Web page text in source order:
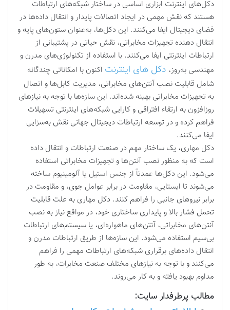
دکل‌های اینترنت ابزاری اساسی در ساختار شبکه‌های ارتباطات
هستند که نقش مهمی در ایجاد اتصالات پایدار و انتقال داده‌ها در
فضای دیجیتال ایفا می‌کنند. این دکل‌ها، به‌عنوان ستون‌های پایه و
انتقال دهنده تجهیزات مخابراتی، نقش حیاتی در پشتیبانی از
ارتباطات اینترنتی ایفا می‌کنند. با استفاده از تکنولوژی‌های مدرن و
مهندسی به‌روز، دکل های اینترنت اکنون با امکاناتی چندگانه
شامل قابلیت نصب آنتن‌های مخابراتی، مدیریت کابل‌ها و اتصال
به تجهیزات مخابراتی بهینه شده‌اند. این سازه‌ها با توجه به نیازهای
روزافزون به ارتقاء افتراقی و کارایی شبکه‌های اینترنتی تسهیلات
فراهم کرده و در توسعه ارتباطات دیجیتال جهانی نقش به‌سزایی
ایفا می‌کنند.
دکل مهاری، یک ساختار مهم در صنعت ارتباطات و انتقال داده
است که به منظور نصب آنتن‌ها و تجهیزات مخابراتی استفاده
می‌شود. این دکل‌ها عمدتاً از جنس استیل یا آلومینیوم ساخته
می‌شوند تا ایستایی، مقاومت در برابر عوامل جوی، و مقاومت در
برابر نیروهای جانبی را فراهم کنند. دکل مهاری به علت قابلیت
تحمل فشار بالا و پایداری ساختاری خود، در مواقع نیاز به نصب
آنتن‌های مخابراتی، آنتن‌های ماهواره‌ای، یا سیستم‌های ارتباطات
بی‌سیم استفاده می‌شود. این سازه‌ها از طریق ارتباطات مدرن و
انتقال داده‌های برقراری شبکه‌های ارتباطات مهمی را فراهم
می‌کنند و با توجه به نیازهای مختلف صنعت مخابرات، به طور
مداوم بهبود یافته و به کار می‌روند.
مطالب پرطرفدار سایت: